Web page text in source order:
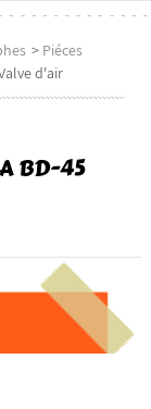
> Piéces
d'air
BD-45